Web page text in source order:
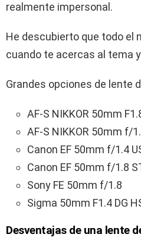
realmente impersonal.
He descubierto que todo el
cuando te acercas al tema
Grandes opciones de lente
AF-S NIKKOR 50mm
AF-S NIKKOR 50mm f/
Canon EF 50mm f/1.4
Canon EF 50mm f/1.8
Sony FE 50mm f/1.8
Sigma 50mm F1.4 DG
Desventajas de una lente